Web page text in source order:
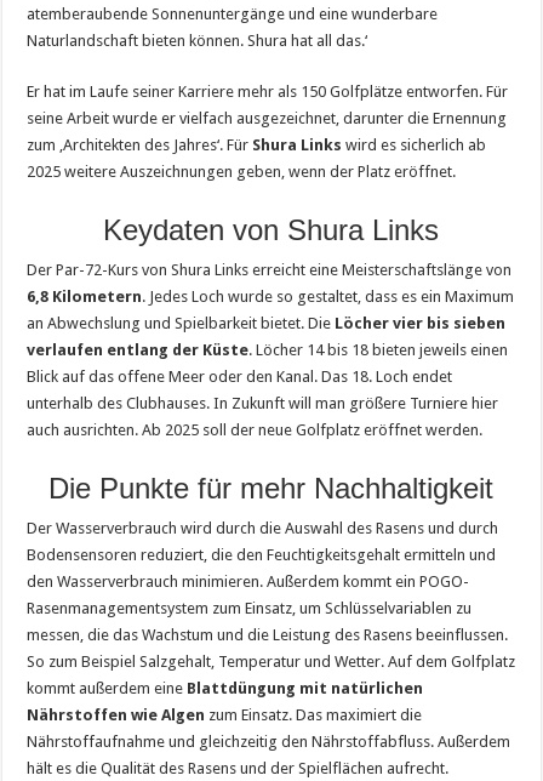
atemberaubende Sonnenuntergänge und eine wunderbare
Naturlandschaft bieten können. Shura hat all das.‘
Er hat im Laufe seiner Karriere mehr als 150 Golfplätze entworfen. Für
seine Arbeit wurde er vielfach ausgezeichnet, darunter die Ernennung
zum ‚Architekten des Jahres‘. Für Shura Links wird es sicherlich ab
2025 weitere Auszeichnungen geben, wenn der Platz eröffnet.
Keydaten von Shura Links
Der Par-72-Kurs von Shura Links erreicht eine Meisterschaftslänge von
6,8 Kilometern. Jedes Loch wurde so gestaltet, dass es ein Maximum
an Abwechslung und Spielbarkeit bietet. Die Löcher vier bis sieben
verlaufen entlang der Küste. Löcher 14 bis 18 bieten jeweils einen
Blick auf das offene Meer oder den Kanal. Das 18. Loch endet
unterhalb des Clubhauses. In Zukunft will man größere Turniere hier
auch ausrichten. Ab 2025 soll der neue Golfplatz eröffnet werden.
Die Punkte für mehr Nachhaltigkeit
Der Wasserverbrauch wird durch die Auswahl des Rasens und durch
Bodensensoren reduziert, die den Feuchtigkeitsgehalt ermitteln und
den Wasserverbrauch minimieren. Außerdem kommt ein POGO-
Rasenmanagementsystem zum Einsatz, um Schlüsselvariablen zu
messen, die das Wachstum und die Leistung des Rasens beeinflussen.
So zum Beispiel Salzgehalt, Temperatur und Wetter. Auf dem Golfplatz
kommt außerdem eine Blattdüngung mit natürlichen
Nährstoffen wie Algen zum Einsatz. Das maximiert die
Nährstoffaufnahme und gleichzeitig den Nährstoffabfluss. Außerdem
hält es die Qualität des Rasens und der Spielflächen aufrecht.